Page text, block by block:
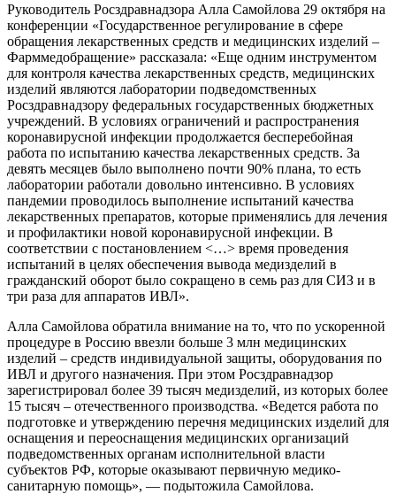
Руководитель Росздравнадзора Алла Самойлова 29 октября на
конференции «Государственное регулирование в сфере
обращения лекарственных средств и медицинских изделий –
Фарммедобращение» рассказала: «Еще одним инструментом
для контроля качества лекарственных средств, медицинских
изделий являются лаборатории подведомственных
Росздравнадзору федеральных государственных бюджетных
учреждений. В условиях ограничений и распространения
коронавирусной инфекции продолжается бесперебойная
работа по испытанию качества лекарственных средств. За
девять месяцев было выполнено почти 90% плана, то есть
лаборатории работали довольно интенсивно. В условиях
пандемии проводилось выполнение испытаний качества
лекарственных препаратов, которые применялись для лечения
и профилактики новой коронавирусной инфекции. В
соответствии с постановлением <…> время проведения
испытаний в целях обеспечения вывода медизделий в
гражданский оборот было сокращено в семь раз для СИЗ и в
три раза для аппаратов ИВЛ».
Алла Самойлова обратила внимание на то, что по ускоренной
процедуре в Россию ввезли больше 3 млн медицинских
изделий – средств индивидуальной защиты, оборудования по
ИВЛ и другого назначения. При этом Росздравнадзор
зарегистрировал более 39 тысяч медизделий, из которых более
15 тысяч – отечественного производства. «Ведется работа по
подготовке и утверждению перечня медицинских изделий для
оснащения и переоснащения медицинских организаций
подведомственных органам исполнительной власти
субъектов РФ, которые оказывают первичную медико-
санитарную помощь», — подытожила Самойлова.